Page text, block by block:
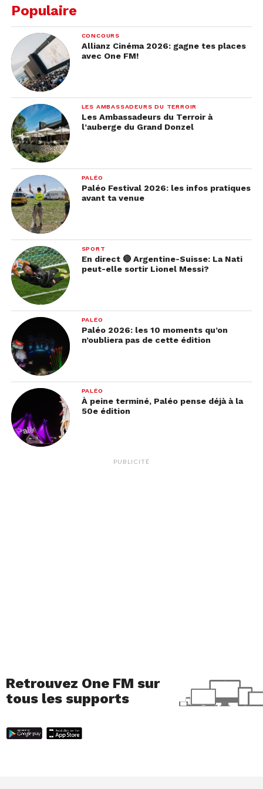
que sur Jessica et Mark.
C’est le 28 juillet prochain qu’on en saura plus !
Qui a trouvé le grand amour ? Qui le cherche
toujours ?
Populaire
CONCOURS
Allianz Cinéma 2026: gagne tes places
avec One FM!
LES AMBASSADEURS DU TERROIR
Les Ambassadeurs du Terroir à
l’auberge du Grand Donzel
PALÉO
Paléo Festival 2026: les infos pratiques
avant ta venue
SPORT
En direct 🔴 Argentine-Suisse: La Nati
peut-elle sortir Lionel Messi?
PALÉO
Paléo 2026: les 10 moments qu’on
n’oubliera pas de cette édition
PALÉO
À peine terminé, Paléo pense déjà à la
50e édition
PUBLICITÉ
Retrouvez One FM sur
tous les supports